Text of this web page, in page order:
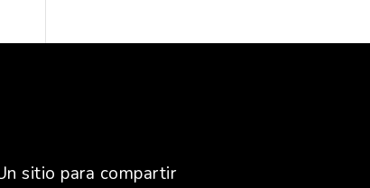
sitio para compartir